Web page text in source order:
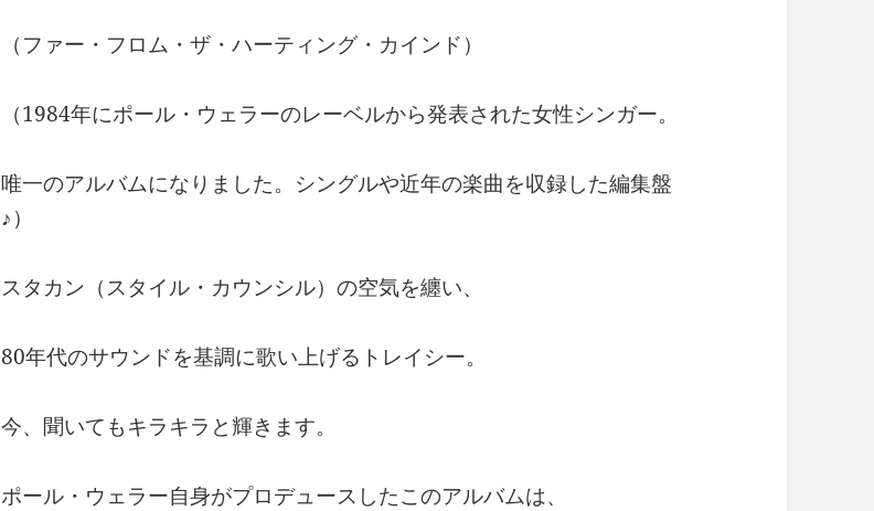
（ファー・フロム・ザ・ハーティング・カインド）
（1984年にポール・ウェラーのレーベルから発表された女性シンガー。
唯一のアルバムになりました。シングルや近年の楽曲を収録した編集盤
♪）
スタカン（スタイル・カウンシル）の空気を纏い、
80年代のサウンドを基調に歌い上げるトレイシー。
今、聞いてもキラキラと輝きます。
ポール・ウェラー自身がプロデュースしたこのアルバムは、